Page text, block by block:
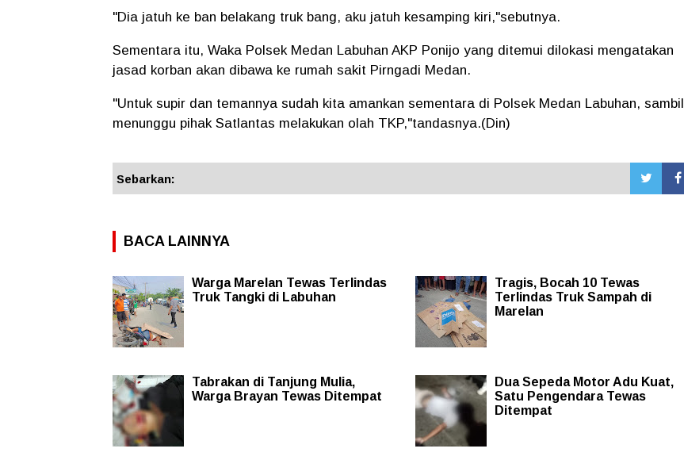
"Dia jatuh ke ban belakang truk bang, aku jatuh kesamping kiri,"sebutnya.
Sementara itu, Waka Polsek Medan Labuhan AKP Ponijo yang ditemui dilokasi mengatakan
jasad korban akan dibawa ke rumah sakit Pirngadi Medan.
"Untuk supir dan temannya sudah kita amankan sementara di Polsek Medan Labuhan, sambil
menunggu pihak Satlantas melakukan olah TKP,"tandasnya.(Din)
Sebarkan:
BACA LAINNYA
Warga Marelan Tewas Terlindas
Truk Tangki di Labuhan
Tragis, Bocah 10 Tewas
Terlindas Truk Sampah di
Marelan
Tabrakan di Tanjung Mulia,
Warga Brayan Tewas Ditempat
Dua Sepeda Motor Adu Kuat,
Satu Pengendara Tewas
Ditempat